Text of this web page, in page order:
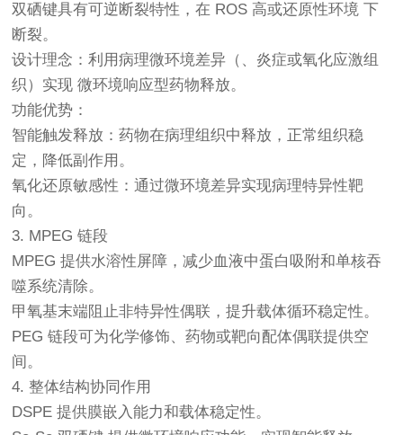
双硒键具有可逆断裂特性，在 ROS 高或还原性环境 下
断裂。
设计理念：利用病理微环境差异（、炎症或氧化应激组
织）实现 微环境响应型药物释放。
功能优势：
智能触发释放：药物在病理组织中释放，正常组织稳
定，降低副作用。
氧化还原敏感性：通过微环境差异实现病理特异性靶
向。
3. MPEG 链段
MPEG 提供水溶性屏障，减少血液中蛋白吸附和单核吞
噬系统清除。
甲氧基末端阻止非特异性偶联，提升载体循环稳定性。
PEG 链段可为化学修饰、药物或靶向配体偶联提供空
间。
4. 整体结构协同作用
DSPE 提供膜嵌入能力和载体稳定性。